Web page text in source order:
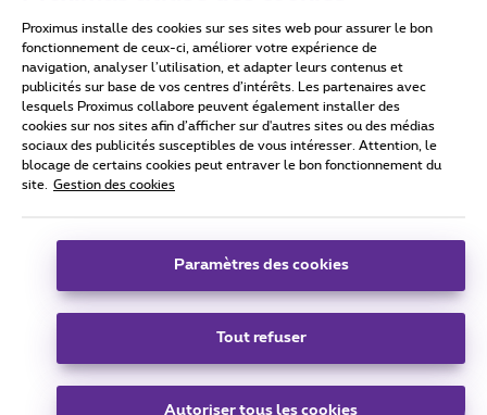
Conditions d'utilisation Accessibility statement
Tous droits réservés. © 2026 Proximus
Conditions générales, info consommateur
Coordonnées de l’entreprise
Boulevard du Roi Albert II 27 - B-1030 Bruxelles.
Carrier & Wholesale Solutions
Proximus installe des cookies sur ses sites web pour assurer le bon
fonctionnement de ceux-ci, améliorer votre expérience de
navigation, analyser l’utilisation, et adapter leurs contenus et
publicités sur base de vos centres d’intérêts. Les partenaires avec
lesquels Proximus collabore peuvent également installer des
cookies sur nos sites afin d’afficher sur d'autres sites ou des médias
sociaux des publicités susceptibles de vous intéresser. Attention, le
blocage de certains cookies peut entraver le bon fonctionnement du
site.
Gestion des cookies
Paramètres des cookies
Tout refuser
Autoriser tous les cookies